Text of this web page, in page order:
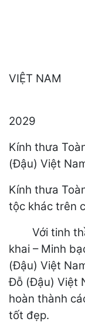
ĐẠI HỘI
VIỆT NAM
2029
Kính thưa
(Đậu) Việt
Kính thưa
tộc khác trên
Với tinh
khai – Minh
(Đậu) Việt
Đỗ (Đậu) Việt
hoàn thành
tốt đẹp.